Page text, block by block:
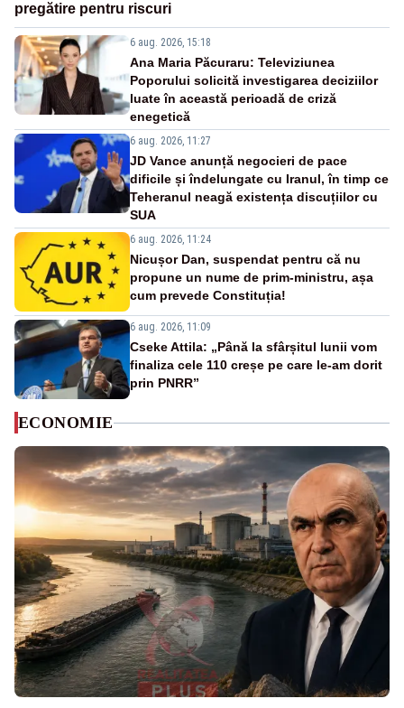
pregătire pentru riscuri
6 aug. 2026, 15:18
Ana Maria Păcuraru: Televiziunea
Poporului solicită investigarea deciziilor
luate în această perioadă de criză
enegetică
6 aug. 2026, 11:27
JD Vance anunță negocieri de pace
dificile și îndelungate cu Iranul, în timp ce
Teheranul neagă existența discuțiilor cu
SUA
6 aug. 2026, 11:24
Nicușor Dan, suspendat pentru că nu
propune un nume de prim-ministru, așa
cum prevede Constituția!
6 aug. 2026, 11:09
Cseke Attila: „Până la sfârșitul lunii vom
finaliza cele 110 creșe pe care le-am dorit
prin PNRR”
ECONOMIE